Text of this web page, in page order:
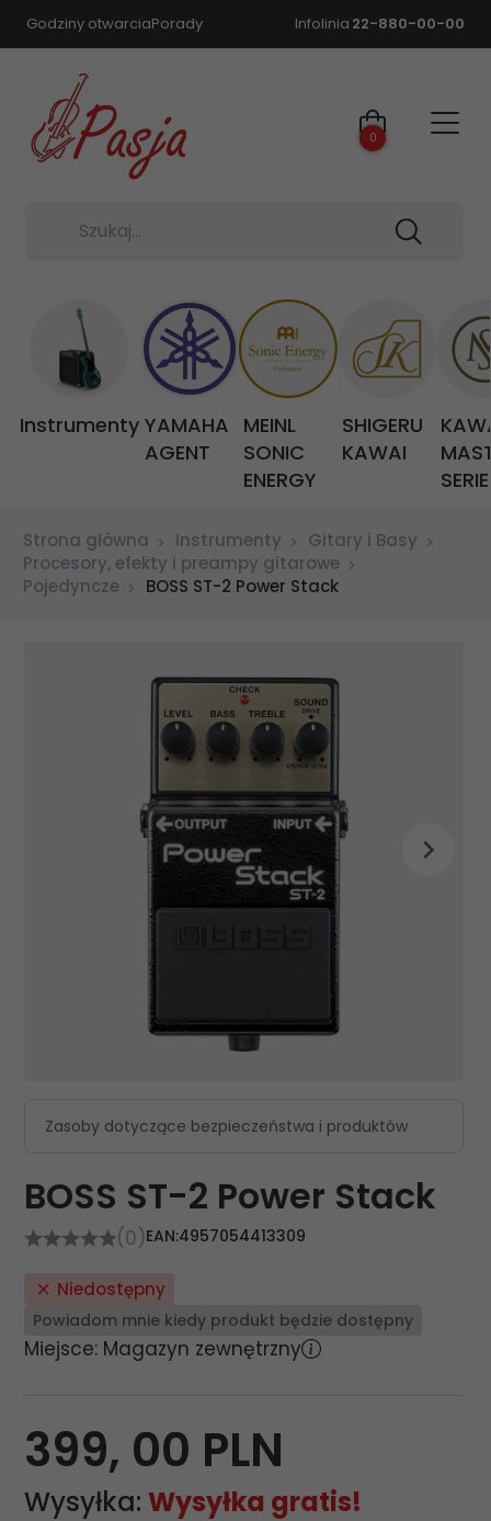
Godziny otwarciaPorady Infolinia 22-880-00-00
Szukaj...
0
Instrumenty YAMAHA
AGENT
MEINL
SONIC
ENERGY
SHIGERU
KAWAI
Strona główna Instrumenty
Gitary i Basy
Procesory, efekty i preampy gitarowe
Pojedyncze
BOSS ST-2 Power Stack
Zasoby dotyczące bezpieczeństwa i produktów
BOSS ST-2 Power Stack
(0)EAN:4957054413309
Niedostępny
Powiadom mnie kiedy produkt będzie dostępny
Miejsce: Magazyn zewnętrzny
399, 00 PLN
Wysyłka: Wysyłka gratis!